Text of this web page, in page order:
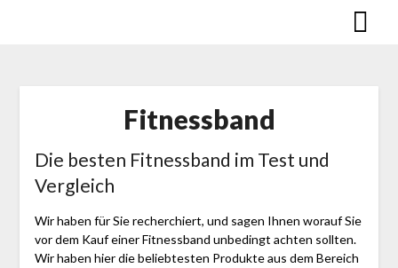
Fitnessband
Die besten Fitnessband im Test und
Vergleich
Wir haben für Sie recherchiert, und sagen Ihnen worauf Sie
vor dem Kauf einer Fitnessband unbedingt achten sollten.
Wir haben hier die beliebtesten Produkte aus dem Bereich